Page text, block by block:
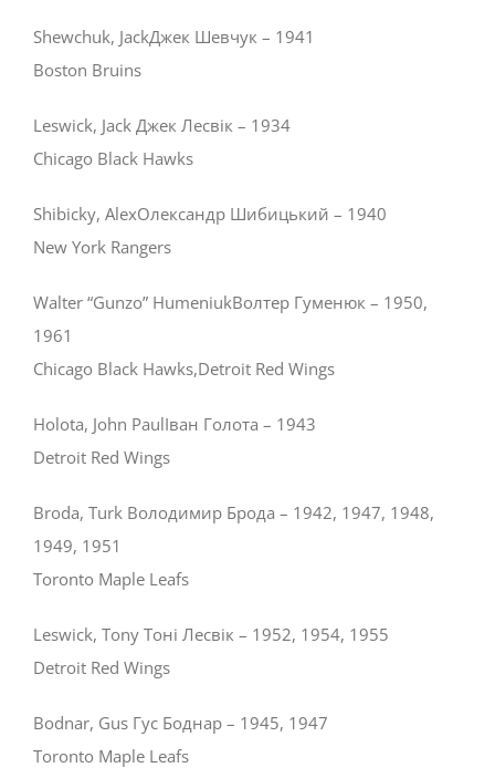
Shewchuk, JackДжек Шевчук – 1941
Boston Bruins
Leswick, Jack Джек Лесвік – 1934
Chicago Black Hawks
Shibicky, AlexОлександр Шибицький – 1940
New York Rangers
Walter “Gunzo” HumeniukВолтер Гуменюк – 1950,
1961
Chicago Black Hawks,Detroit Red Wings
Holota, John PaulІван Голота – 1943
Detroit Red Wings
Broda, Turk Володимир Брода – 1942, 1947, 1948,
1949, 1951
Toronto Maple Leafs
Leswick, Tony Тоні Лесвік – 1952, 1954, 1955
Detroit Red Wings
Bodnar, Gus Гус Боднар – 1945, 1947
Toronto Maple Leafs